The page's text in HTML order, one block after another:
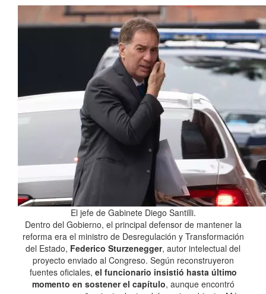
El jefe de Gabinete Diego Santilli.
Dentro del Gobierno, el principal defensor de mantener la
reforma era el ministro de Desregulación y Transformación
del Estado, Federico Sturzenegger, autor intelectual del
proyecto enviado al Congreso. Según reconstruyeron
fuentes oficiales, el funcionario insistió hasta último
momento en sostener el capítulo, aunque encontró